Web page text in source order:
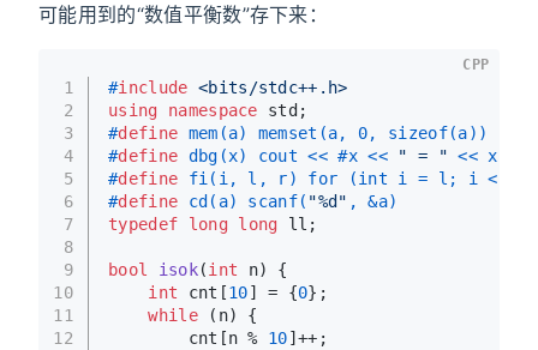
可能用到的“数值平衡数”存下来：
1
2
3
4
5
6
7
8
9
10
11
12
#include <bits/stdc++.h>
using
namespace std;
#define mem(a) memset(a, 0, sizeof(a))
#define dbg(x) cout << #x << " = " << x <<
#define fi(i, l, r) for (int i = l; i < r;
#define cd(a) scanf( "%d" , &a)
typedef
long long ll;
bool isok(int n)
{
int cnt[10] = {0};
while (n) {
        cnt[n %
10]++;
CPP